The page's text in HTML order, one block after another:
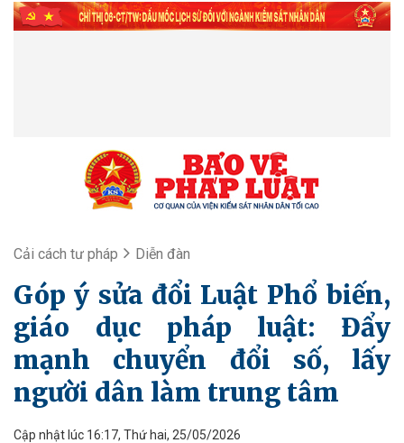
Cải cách tư pháp Diễn đàn
Góp ý sửa đổi Luật Phổ biến,
giáo dục pháp luật: Đẩy
mạnh chuyển đổi số, lấy
người dân làm trung tâm
Cập nhật lúc 16:17, Thứ hai, 25/05/2026